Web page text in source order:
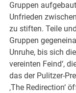
Gruppen
Unfrieden
zu stiften. Teile
Gruppen
Unruhe, bis sich
vereinten Feind‘,
das der Pulitzer-
‚The Redirection‘